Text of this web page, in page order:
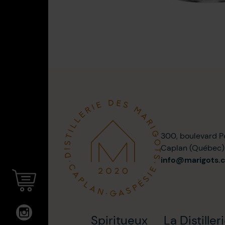
300, boulevard
Caplan
Spiritueux La